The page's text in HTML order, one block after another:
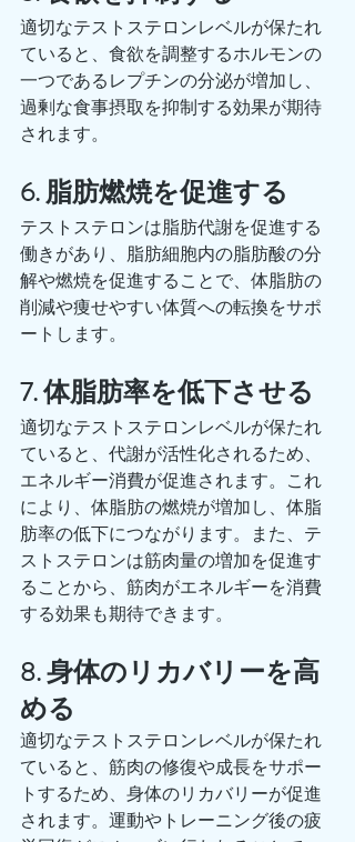
適切なテストステロンレベルが保たれ
ていると、食欲を調整するホルモンの
一つであるレプチンの分泌が増加し、
過剰な食事摂取を抑制する効果が期待
されます。
6. 脂肪燃焼を促進する
テストステロンは脂肪代謝を促進する
働きがあり、脂肪細胞内の脂肪酸の分
解や燃焼を促進することで、体脂肪の
削減や痩せやすい体質への転換をサポ
ートします。
7. 体脂肪率を低下させる
適切なテストステロンレベルが保たれ
ていると、代謝が活性化されるため、
エネルギー消費が促進されます。これ
により、体脂肪の燃焼が増加し、体脂
肪率の低下につながります。また、テ
ストステロンは筋肉量の増加を促進す
ることから、筋肉がエネルギーを消費
する効果も期待できます。
8. 身体のリカバリーを高
める
適切なテストステロンレベルが保たれ
ていると、筋肉の修復や成長をサポー
トするため、身体のリカバリーが促進
されます。運動やトレーニング後の疲